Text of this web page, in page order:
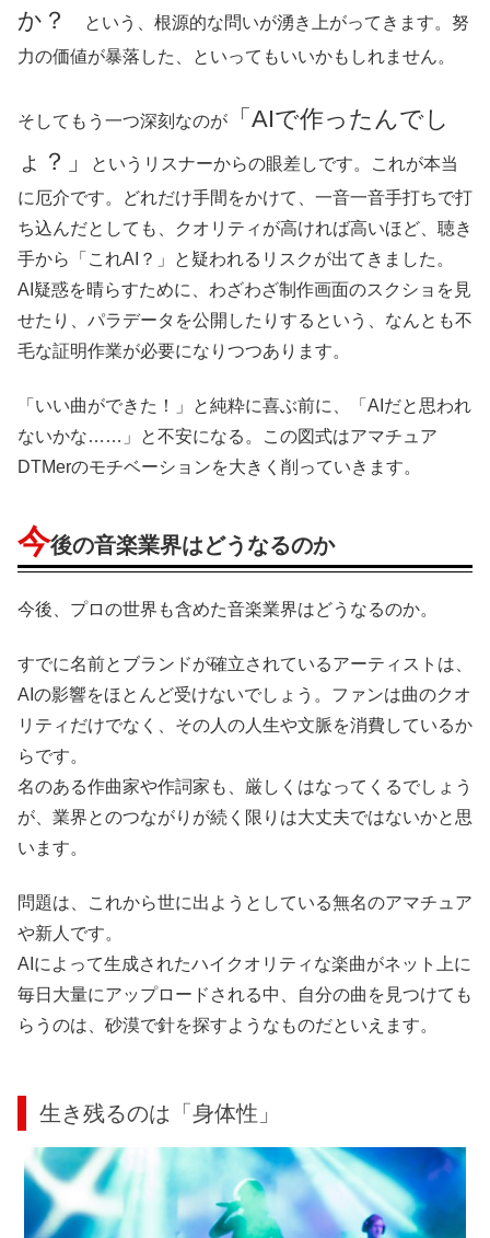
か？
という、根源的な問いが湧き上がってきます。努
力の価値が暴落した、といってもいいかもしれません。
そしてもう一つ深刻なのが
「AIで作ったんでし
ょ？」
というリスナーからの眼差しです。これが本当
に厄介です。どれだけ手間をかけて、一音一音手打ちで打
ち込んだとしても、クオリティが高ければ高いほど、聴き
手から「これAI？」と疑われるリスクが出てきました。
AI疑惑を晴らすために、わざわざ制作画面のスクショを見
せたり、パラデータを公開したりするという、なんとも不
毛な証明作業が必要になりつつあります。
「いい曲ができた！」と純粋に喜ぶ前に、「AIだと思われ
ないかな……」と不安になる。この図式はアマチュア
DTMerのモチベーションを大きく削っていきます。
今後の音楽業界はどうなるのか
今後、プロの世界も含めた音楽業界はどうなるのか。
すでに名前とブランドが確立されているアーティストは、
AIの影響をほとんど受けないでしょう。ファンは曲のクオ
リティだけでなく、その人の人生や文脈を消費しているか
らです。
名のある作曲家や作詞家も、厳しくはなってくるでしょう
が、業界とのつながりが続く限りは大丈夫ではないかと思
います。
問題は、これから世に出ようとしている無名のアマチュア
や新人です。
AIによって生成されたハイクオリティな楽曲がネット上に
毎日大量にアップロードされる中、自分の曲を見つけても
らうのは、砂漠で針を探すようなものだといえます。
生き残るのは「身体性」